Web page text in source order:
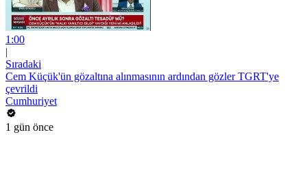
1:00
|
Sıradaki
Cem Küçük'ün gözaltına alınmasının ardından gözler TGRT'ye
çevrildi
Cumhuriyet
1 gün önce